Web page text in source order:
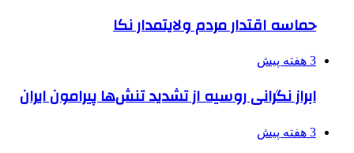
حماسه اقتدار مردم ولایتمدار نکا
3 هفته پیش
ابراز نگرانی روسیه از تشدید تنش‌ها پیرامون ایران
3 هفته پیش